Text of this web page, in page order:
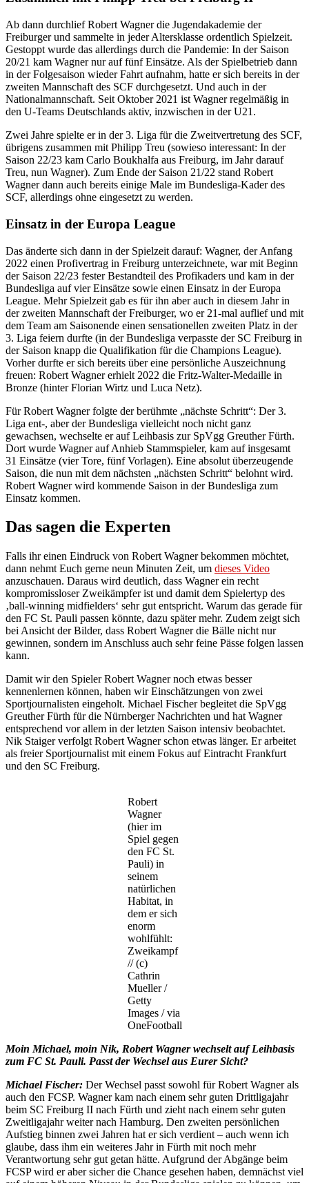
Ab dann durchlief Robert Wagner die Jugendakademie der
Freiburger und sammelte in jeder Altersklasse ordentlich Spielzeit.
Gestoppt wurde das allerdings durch die Pandemie: In der Saison
20/21 kam Wagner nur auf fünf Einsätze. Als der Spielbetrieb dann
in der Folgesaison wieder Fahrt aufnahm, hatte er sich bereits in der
zweiten Mannschaft des SCF durchgesetzt. Und auch in der
Nationalmannschaft. Seit Oktober 2021 ist Wagner regelmäßig in
den U-Teams Deutschlands aktiv, inzwischen in der U21.
Zwei Jahre spielte er in der 3. Liga für die Zweitvertretung des SCF,
übrigens zusammen mit Philipp Treu (sowieso interessant: In der
Saison 22/23 kam Carlo Boukhalfa aus Freiburg, im Jahr darauf
Treu, nun Wagner). Zum Ende der Saison 21/22 stand Robert
Wagner dann auch bereits einige Male im Bundesliga-Kader des
SCF, allerdings ohne eingesetzt zu werden.
Einsatz in der Europa League
Das änderte sich dann in der Spielzeit darauf: Wagner, der Anfang
2022 einen Profivertrag in Freiburg unterzeichnete, war mit Beginn
der Saison 22/23 fester Bestandteil des Profikaders und kam in der
Bundesliga auf vier Einsätze sowie einen Einsatz in der Europa
League. Mehr Spielzeit gab es für ihn aber auch in diesem Jahr in
der zweiten Mannschaft der Freiburger, wo er 21-mal auflief und mit
dem Team am Saisonende einen sensationellen zweiten Platz in der
3. Liga feiern durfte (in der Bundesliga verpasste der SC Freiburg in
der Saison knapp die Qualifikation für die Champions League).
Vorher durfte er sich bereits über eine persönliche Auszeichnung
freuen: Robert Wagner erhielt 2022 die Fritz-Walter-Medaille in
Bronze (hinter Florian Wirtz und Luca Netz).
Für Robert Wagner folgte der berühmte „nächste Schritt“: Der 3.
Liga ent-, aber der Bundesliga vielleicht noch nicht ganz
gewachsen, wechselte er auf Leihbasis zur SpVgg Greuther Fürth.
Dort wurde Wagner auf Anhieb Stammspieler, kam auf insgesamt
31 Einsätze (vier Tore, fünf Vorlagen). Eine absolut überzeugende
Saison, die nun mit dem nächsten „nächsten Schritt“ belohnt wird.
Robert Wagner wird kommende Saison in der Bundesliga zum
Einsatz kommen.
Das sagen die Experten
Falls ihr einen Eindruck von Robert Wagner bekommen möchtet,
dann nehmt Euch gerne neun Minuten Zeit, um dieses Video
anzuschauen. Daraus wird deutlich, dass Wagner ein recht
kompromissloser Zweikämpfer ist und damit dem Spielertyp des
‚ball-winning midfielders‘ sehr gut entspricht. Warum das gerade für
den FC St. Pauli passen könnte, dazu später mehr. Zudem zeigt sich
bei Ansicht der Bilder, dass Robert Wagner die Bälle nicht nur
gewinnen, sondern im Anschluss auch sehr feine Pässe folgen lassen
kann.
Damit wir den Spieler Robert Wagner noch etwas besser
kennenlernen können, haben wir Einschätzungen von zwei
Sportjournalisten eingeholt. Michael Fischer begleitet die SpVgg
Greuther Fürth für die Nürnberger Nachrichten und hat Wagner
entsprechend vor allem in der letzten Saison intensiv beobachtet.
Nik Staiger verfolgt Robert Wagner schon etwas länger. Er arbeitet
als freier Sportjournalist mit einem Fokus auf Eintracht Frankfurt
und den SC Freiburg.
Robert
Wagner
(hier im
Spiel gegen
den FC St.
Pauli) in
seinem
natürlichen
Habitat, in
dem er sich
enorm
wohlfühlt:
Zweikampf
// (c)
Cathrin
Mueller /
Getty
Images / via
OneFootball
Moin Michael, moin Nik, Robert Wagner wechselt auf Leihbasis
zum FC St. Pauli. Passt der Wechsel aus Eurer Sicht?
Michael Fischer: Der Wechsel passt sowohl für Robert Wagner als
auch den FCSP. Wagner kam nach einem sehr guten Drittligajahr
beim SC Freiburg II nach Fürth und zieht nach einem sehr guten
Zweitligajahr weiter nach Hamburg. Den zweiten persönlichen
Aufstieg binnen zwei Jahren hat er sich verdient – auch wenn ich
glaube, dass ihm ein weiteres Jahr in Fürth mit noch mehr
Verantwortung sehr gut getan hätte. Aufgrund der Abgänge beim
FCSP wird er aber sicher die Chance gesehen haben, demnächst viel